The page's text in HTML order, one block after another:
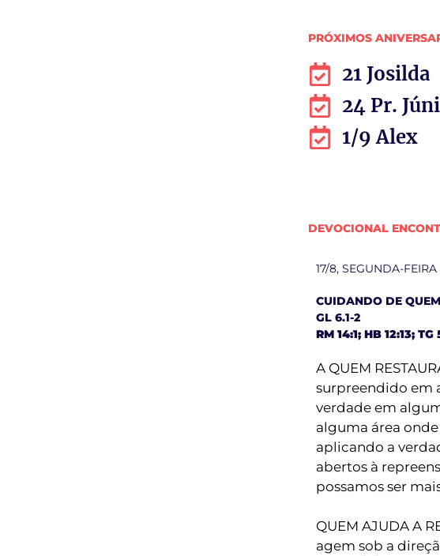
PRÓXIMOS
21 Josilda
24 Pr.
1/9 Alex
DEVOCIONAL
17/8, SEGUNDA-FEIRA
CUIDANDO DE
GL 6.1-2
RM 14:1; HB 12:13;
A QUEM
surpreendido em
verdade em
alguma área
aplicando a
abertos à
possamos ser
QUEM AJUDA A
agem sob a